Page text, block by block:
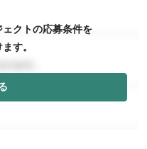
クトの応募条件を
す。